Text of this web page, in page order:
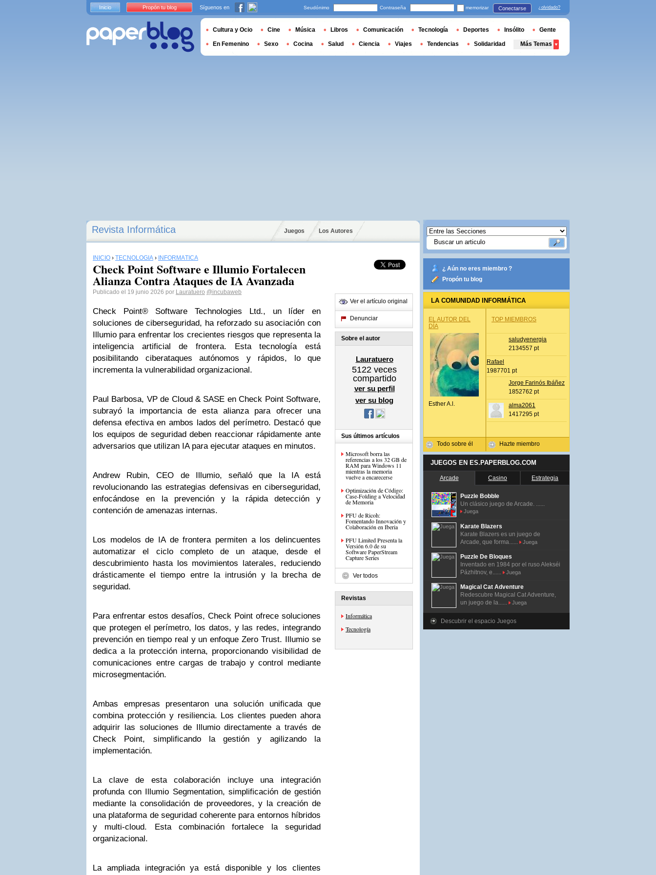
Revista Informática Juegos Los Autores
INICIO › TECNOLOGÍA › INFORMÁTICA
Check Point Software e Illumio Fortalecen
Alianza Contra Ataques de IA Avanzada
Publicado el 19 junio 2026 por Lauratuero @incubaweb
Check Point® Software Technologies Ltd., un líder en
soluciones de ciberseguridad, ha reforzado su asociación con
Illumio para enfrentar los crecientes riesgos que representa la
inteligencia artificial de frontera. Esta tecnología está
posibilitando ciberataques autónomos y rápidos, lo que
incrementa la vulnerabilidad organizacional.
Paul Barbosa, VP de Cloud & SASE en Check Point Software,
subrayó la importancia de esta alianza para ofrecer una
defensa efectiva en ambos lados del perímetro. Destacó que
los equipos de seguridad deben reaccionar rápidamente ante
adversarios que utilizan IA para ejecutar ataques en minutos.
Andrew Rubin, CEO de Illumio, señaló que la IA está
revolucionando las estrategias defensivas en ciberseguridad,
enfocándose en la prevención y la rápida detección y
contención de amenazas internas.
Los modelos de IA de frontera permiten a los delincuentes
automatizar el ciclo completo de un ataque, desde el
descubrimiento hasta los movimientos laterales, reduciendo
drásticamente el tiempo entre la intrusión y la brecha de
seguridad.
Para enfrentar estos desafíos, Check Point ofrece soluciones
que protegen el perímetro, los datos, y las redes, integrando
prevención en tiempo real y un enfoque Zero Trust. Illumio se
dedica a la protección interna, proporcionando visibilidad de
comunicaciones entre cargas de trabajo y control mediante
microsegmentación.
Ambas empresas presentaron una solución unificada que
combina protección y resiliencia. Los clientes pueden ahora
adquirir las soluciones de Illumio directamente a través de
Check Point, simplificando la gestión y agilizando la
implementación.
La clave de esta colaboración incluye una integración
profunda con Illumio Segmentation, simplificación de gestión
mediante la consolidación de proveedores, y la creación de
una plataforma de seguridad coherente para entornos híbridos
y multi-cloud. Esta combinación fortalece la seguridad
organizacional.
La ampliada integración ya está disponible y los clientes
Ver el artículo original
Denunciar
Sobre el autor
Lauratuero
5122 veces
compartido
ver su perfil
ver su blog
Sus últimos artículos
Microsoft borra las
referencias a los 32 GB de
RAM para Windows 11
mientras la memoria
vuelve a encarecerse
Optimización de Código:
Case-Folding a Velocidad
de Memoria
PFU de Ricoh:
Fomentando Innovación y
Colaboración en Iberia
PFU Limited Presenta la
Versión 6.0 de su
Software PaperStream
Capture Series
Ver todos
Revistas
Informática
Tecnología
¿ Aún no eres miembro ?
Propón tu blog
LA COMUNIDAD INFORMÁTICA
EL AUTOR DEL
DÍA
Esther A.l.
Todo sobre él
TOP MIEMBROS
saludyenergia
2134557 pt
Rafael
1987701 pt
Jorge Farinós Ibáñez
1852762 pt
alma2061
1417295 pt
Hazte miembro
JUEGOS EN ES.PAPERBLOG.COM
Arcade Casino Estrategia
Puzzle Bobble
Un clásico juego de Arcade. ......
Juega
Karate Blazers
Karate Blazers es un juego de
Arcade, que forma......
Juega
Puzzle De Bloques
Inventado en 1984 por el ruso Alekséi
Pázhitnov, e......
Juega
Magical Cat Adventure
Redescubre Magical Cat Adventure,
un juego de la......
Juega
Descubrir el espacio Juegos
Inicio Propón tu blog Síguenos en Seudónimo Contraseña memorizar Conectarse ¿olvidado?
Cultura y Ocio Cine Música Libros Comunicación Tecnología Deportes Insólito Gente
En Femenino Sexo Cocina Salud Ciencia Viajes Tendencias Solidaridad Más Temas